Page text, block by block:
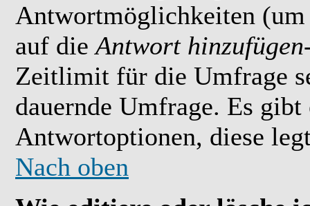
Antwortmöglichkeiten
auf dieAntwort hinzufügen
Zeitlimit für die Umfrage
dauernde Umfrage. Es
Antwortoptionen, diese
Nach oben